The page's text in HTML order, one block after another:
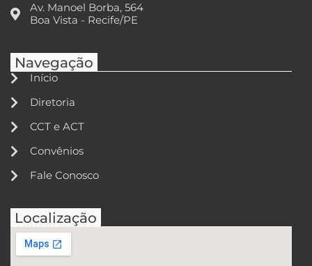
Av. Manoel Borba, 564
Boa Vista - Recife/PE
Navegação
Início
Diretoria
CCT e ACT
Convênios
Fale Conosco
Localização